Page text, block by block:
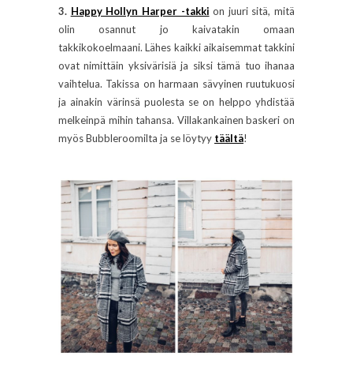
3. Happy Hollyn Harper -takki on juuri sitä, mitä
olin osannut jo kaivatakin omaan
takkikokoelmaani. Lähes kaikki aikaisemmat takkini
ovat nimittäin yksivärisiä ja siksi tämä tuo ihanaa
vaihtelua. Takissa on harmaan sävyinen ruutukuosi
ja ainakin värinsä puolesta se on helppo yhdistää
melkeinpä mihin tahansa. Villakankainen baskeri on
myös Bubbleroomilta ja se löytyy täältä!